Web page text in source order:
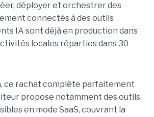
déployer et orchestrer des
connectés à des outils
IA sont déjà en production dans
locales réparties dans 30
ce rachat complète parfaitement
propose notamment des outils
en mode SaaS, couvrant la